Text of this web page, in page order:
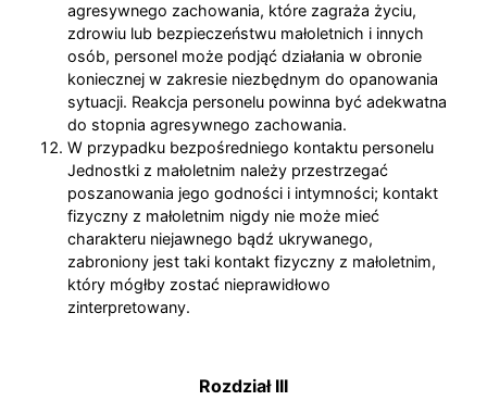
agresywnego zachowania, które zagraża życiu,
zdrowiu lub bezpieczeństwu małoletnich i innych
osób, personel może podjąć działania w obronie
koniecznej w zakresie niezbędnym do opanowania
sytuacji. Reakcja personelu powinna być adekwatna
do stopnia agresywnego zachowania.
W przypadku bezpośredniego kontaktu personelu
Jednostki z małoletnim należy przestrzegać
poszanowania jego godności i intymności; kontakt
fizyczny z małoletnim nigdy nie może mieć
charakteru niejawnego bądź ukrywanego,
zabroniony jest taki kontakt fizyczny z małoletnim,
który mógłby zostać nieprawidłowo
zinterpretowany.
Rozdział III